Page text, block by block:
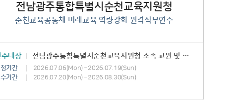
전남광주통합특별시순천교육지원청
순천교육공동체 미래교육 역량강화 원격직무연수
수대상 전남광주통합특별시순천교육지원청 소속 교원 및 교육전문직원, 학부모대표 및 마을교육활동가
기간
2026.07.06(Mon) – 2026.07.19(Sun)
기간
2026.07.20(Mon) – 2026.08.30(Sun)